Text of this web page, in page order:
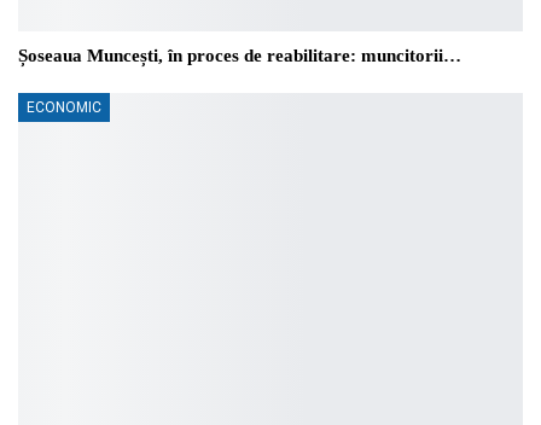
Șoseaua Muncești, în proces de reabilitare: muncitorii…
ECONOMIC